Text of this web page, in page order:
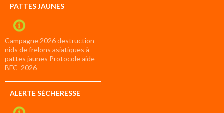
PATTES JAUNES
Campagne 2026 destruction
nids de frelons asiatiques à
pattes jaunes Protocole aide
BFC_2026
ALERTE SÉCHERESSE